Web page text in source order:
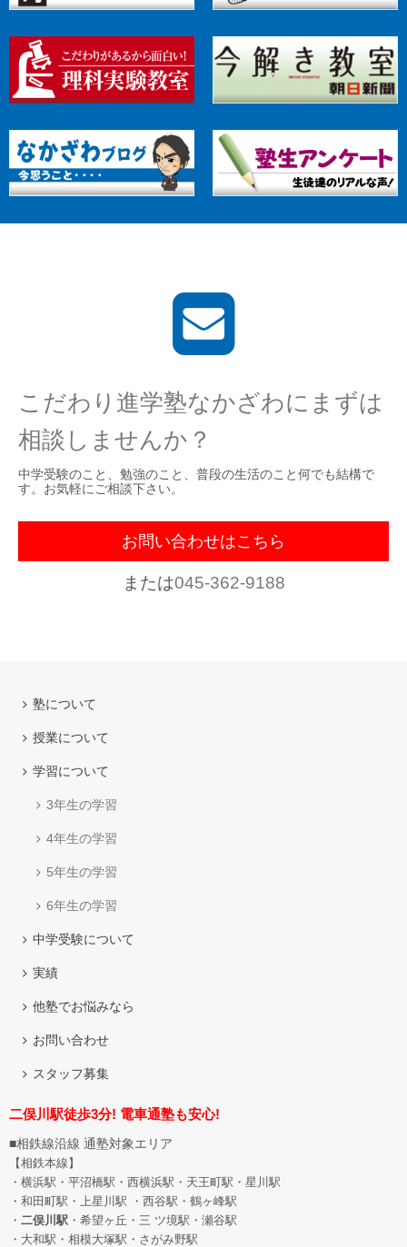
こだわり進学塾なかざわにまずは
相談しませんか？
中学受験のこと、勉強のこと、普段の生活のこと何でも結構で
す。お気軽にご相談下さい。
お問い合わせはこちら
または045-362-9188
塾について
授業について
学習について
3年生の学習
4年生の学習
5年生の学習
6年生の学習
中学受験について
実績
他塾でお悩みなら
お問い合わせ
スタッフ募集
二俣川駅徒歩3分! 電車通塾も安心!
■相鉄線沿線 通塾対象エリア
【相鉄本線】
・横浜駅・平沼橋駅・西横浜駅・天王町駅・星川駅
・和田町駅 ・上星川駅 ・西谷駅・鶴ヶ峰駅
・ 二俣川駅 ・希望ヶ丘 ・三 ツ境駅・瀬谷駅
・大和駅・相模大塚駅・さがみ野駅